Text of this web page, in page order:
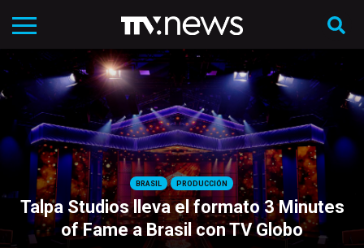
BRASIL PRODUCCIÓN
Talpa Studios lleva el formato 3 Minutes
of Fame a Brasil con TV Globo